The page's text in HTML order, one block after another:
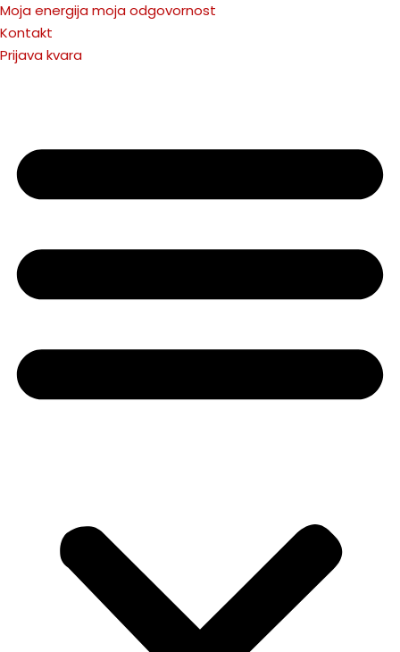
Moja energija moja odgovornost
Kontakt
Prijava kvara